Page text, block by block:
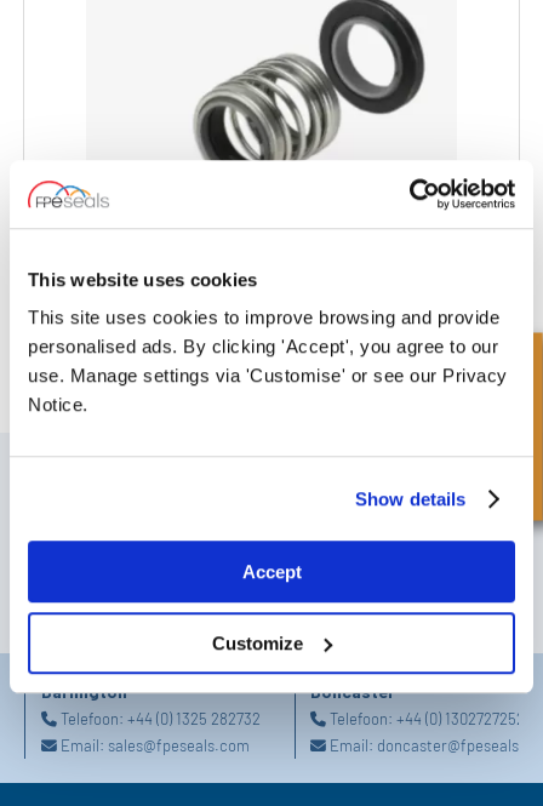
This website uses cookies
This site uses cookies to improve browsing and provide
personalised ads. By clicking 'Accept', you agree to our
use. Manage settings via 'Customise' or see our Privacy
Notice.
Show details
Accept
Customize
TSURUMI® Pompafdichting - TS-W-HT
SCHRIJF JE IN VOOR ONZE NIEUWSBRIEF
Vergeet u niet te abonneren op onze nieuwsbrief om informatie te
producten.
SUBSCRIBE
Darlington
Telefoon: +44 (0) 1325 282732
Email: sales@fpeseals.com
Doncaster
Telefoon:+44 (0) 1302727252
Email:
Snel onderzoek